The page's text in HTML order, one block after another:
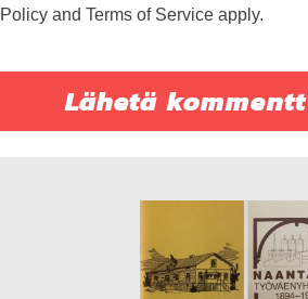
Policy and Terms of Service apply.